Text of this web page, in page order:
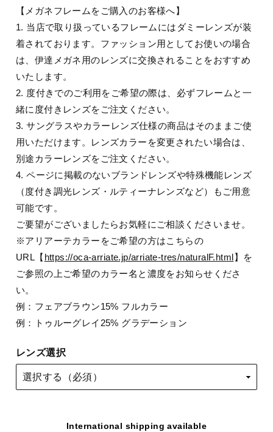
【メガネフレームをご購入のお客様へ】
1. 当店で取り扱っているフレームにはダミーレンズが装
着されております。ファッション用としてお使いの場合
は、伊達メガネ用のレンズに交換されることをおすすめ
いたします。
2. 度付きでのご利用をご希望の際は、必ずフレームと一
緒に度付きレンズをご注文ください。
3. サングラスやカラーレンズ仕様の商品はそのままご使
用いただけます。レンズカラーを変更されたい場合は、
別途カラーレンズをご注文ください。
4. ページに掲載のないブランドレンズや特殊機能レンズ
（度付き調光レンズ・ルティーナレンズなど）もご用意
可能です。
ご要望がございましたらお気軽にご相談くださいませ。
※アリアーテカラーをご希望の方はこちらの
URL【 https://oca-arriate.jp/arriate-tres/naturalF.html】を
ご参照の上ご希望のカラー名と濃度をお知らせくださ
い。
例：フェアブラウン15% フルカラー
例：トゥルーグレイ25% グラデーション
レンズ選択
International shipping available